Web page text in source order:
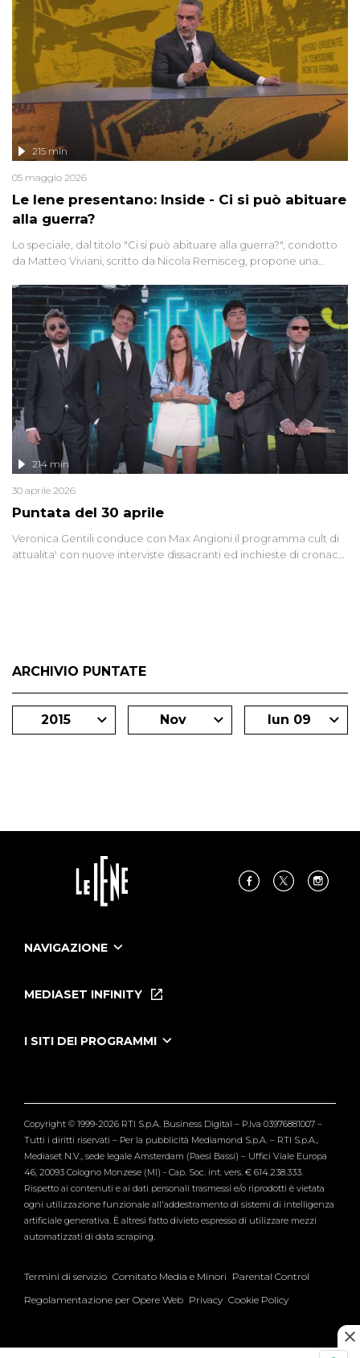
Le Iene presentano: Inside - Ci si può abituare
alla guerra?
215 min
05 maggio 2026
Lo speciale, dal titolo "Ci si può abituare alla guerra?", condotto
da Matteo Viviani, scritto da Nicola Remisceg, propone una
di settore - su quanto la guerra sia diventata una realtà pervasiva.
Anche se l'Italia non è direttamente coinvolta in conflitti armati, il
contesto globale rende impossibile considerarla un fenomeno
lontano.
Puntata del 30 aprile
214 min
30 aprile 2026
Veronica Gentili conduce con Max Angioni il programma cult di
attualita' con nuove interviste dissacranti ed inchieste di cronaca
ARCHIVIO PUNTATE
2015 Nov lun 09
NAVIGAZIONE
Le Iene Presentano Inside
Tutti i servizi
MEDIASET INFINITY
I SITI DEI PROGRAMMI
Verissimo
Copyright © 1999-2026 RTI S.p.A. Business Digital – P.Iva 03976881007 –
Tutti i diritti riservati – Per la pubblicità Mediamond S.p.A. – RTI S.p.A.,
Mediaset N.V., sede legale Amsterdam (Paesi Bassi) – Uffici Viale Europa
46, 20093 Cologno Monzese (MI) - Cap. Soc. int. vers. € 614.238.333.
Rispetto ai contenuti e ai dati personali trasmessi e/o riprodotti è vietata
ogni utilizzazione funzionale all'addestramento di sistemi di intelligenza
artificiale generativa. È altresì fatto divieto espresso di utilizzare mezzi
automatizzati di data scraping.
Termini di servizio Comitato Media e Minori Parental Control
Regolamentazione per Opere Web Privacy Cookie Policy